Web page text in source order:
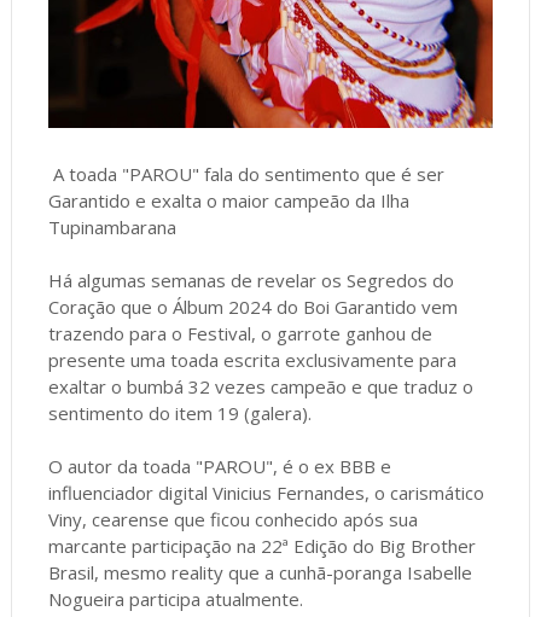
A toada "PAROU" fala do sentimento que é ser
Garantido e exalta o maior campeão da Ilha
Tupinambarana
Há algumas semanas de revelar os Segredos do
Coração que o Álbum 2024 do Boi Garantido vem
trazendo para o Festival, o garrote ganhou de
presente uma toada escrita exclusivamente para
exaltar o bumbá 32 vezes campeão e que traduz o
sentimento do item 19 (galera).
O autor da toada "PAROU", é o ex BBB e
influenciador digital Vinicius Fernandes, o carismático
Viny, cearense que ficou conhecido após sua
marcante participação na 22ª Edição do Big Brother
Brasil, mesmo reality que a cunhã-poranga Isabelle
Nogueira participa atualmente.